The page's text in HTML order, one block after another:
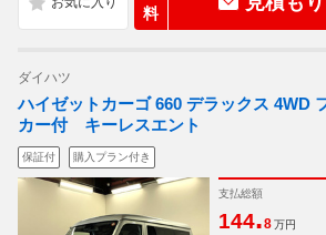
料
ダイハツ
ハイゼットカーゴ 660 デラックス 4WD
カー付 キーレスエント
保証付 購入プラン付き
支払総額
144.8 万円